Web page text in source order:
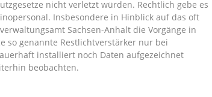
nicht verletzt würden. Rechtlich gebe es
Insbesondere in Hinblick auf das oft
Sachsen-Anhalt die Vorgänge in
so genannte Restlichtverstärker nur bei
installiert noch Daten aufgezeichnet
beobachten.